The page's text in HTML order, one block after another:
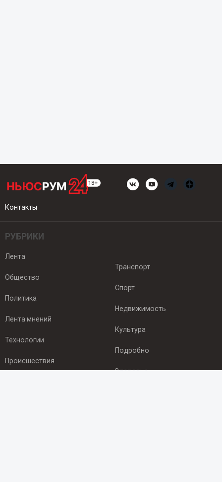
Контакты
РУБРИКИ
Лента
Общество
Политика
Лента мнений
Технологии
Происшествия
Транспорт
Спорт
Недвижимость
Культура
Подробно
Здоровье